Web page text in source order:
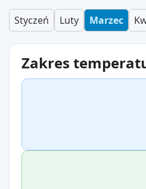
Styczeń Luty Marzec
Zakres